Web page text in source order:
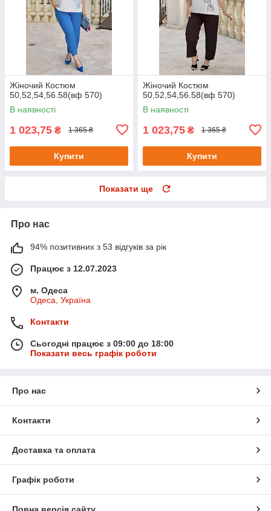
Жіночий Костюм
50,52,54,56.58(вф 570)
В наявності
1 023,75 ₴ 1 365 ₴
Купити
Жіночий Костюм
50,52,54,56.58(вф 570)
В наявності
1 023,75 ₴ 1 365 ₴
Купити
Показати ще
Про нас
94% позитивних з 53 відгуків за рік
Працює з 12.07.2023
м. Одеса
Одеса, Україна
Контакти
Сьогодні працює з 09:00 до 18:00
Показати весь графік роботи
Про нас
Контакти
Доставка та оплата
Графік роботи